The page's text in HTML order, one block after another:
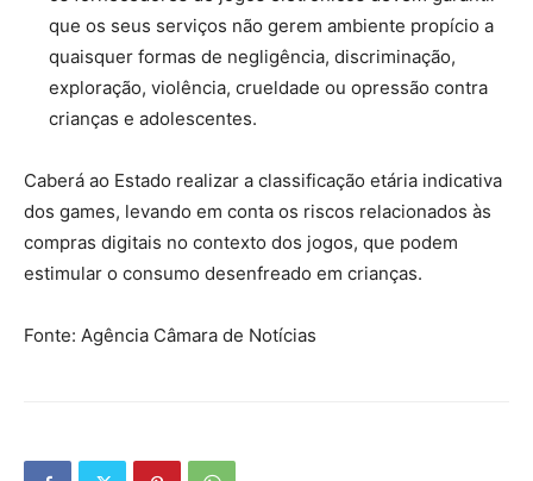
que os seus serviços não gerem ambiente propício a
quaisquer formas de negligência, discriminação,
exploração, violência, crueldade ou opressão contra
crianças e adolescentes.
Caberá ao Estado realizar a classificação etária indicativa
dos games, levando em conta os riscos relacionados às
compras digitais no contexto dos jogos, que podem
estimular o consumo desenfreado em crianças.
Fonte: Agência Câmara de Notícias